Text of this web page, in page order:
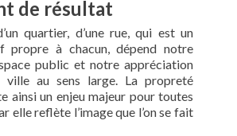
de résultat
quartier, d’une rue, qui est un
propre à chacun, dépend notre
public et notre appréciation
au sens large. La propreté
ainsi un enjeu majeur pour toutes
elle reflète l’image que l’on se fait